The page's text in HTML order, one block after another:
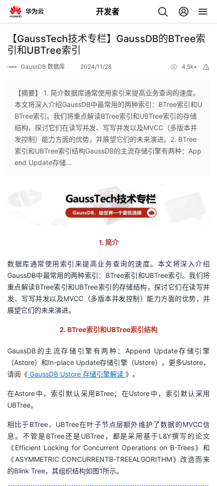
开发者
返
回
个
人
主
我
的
的
博
我
的
坛
我
圈
子
的
直
播
我
的
活
动
我
的
关
注
我
的
开
发
我
的
Programs
我
的
【GaussTech技术专栏】GaussDB的BTree索
引和UBTree索引
GaussDB 数据库 2024/11/28 4.5k+
【摘要】 1. 简介数据库通常使用索引来提高业务查询的速度。
本文将深入介绍GaussDB中最常用的两种索引：BTree索引和U
BTree索引。我们将重点解读BTree索引和UBTree索引的存储
结构，探讨它们在读写并发、写写并发以及MVCC（多版本并
发控制）能力方面的优势，并展望它们的未来演进。2. BTree
索引和UBTree索引结构GaussDB的主流存储引擎有两种：App
end Update存储...
1. 简介
数据库通常使用索引来提高业务查询的速度。本文将深入介绍
GaussDB中最常用的两种索引：BTree索引和UBTree索引。我们将
重点解读BTree索引和UBTree索引的存储结构，探讨它们在读写并
发、写写并发以及MVCC（多版本并发控制）能力方面的优势，并
展望它们的未来演进。
2. BTree索引 和UBTree索引 结构
GaussDB的主流存储引擎有两种：Append Update存储引擎
（Astore）和In-place Update存储引擎（Ustore）。更多Ustore，
请阅《 GaussDB Ustore 存储引擎解读 》。
在Astore中，索引默认采用BTree；在Ustore中，索引默认采用
UBTree。
相比于BTree，UBTree在叶子节点层额外维护了数据的MVCC信
息。不管是BTree还是UBTree，都是采用基于L&Y撰写的论文
《Efficient Locking for Concurrent Operations on B-Trees》和
《ASYMMETRIC CONCURRENTB-TREEALGORITHM》改造而来
的Blink Tree，其组织结构如图1所示。